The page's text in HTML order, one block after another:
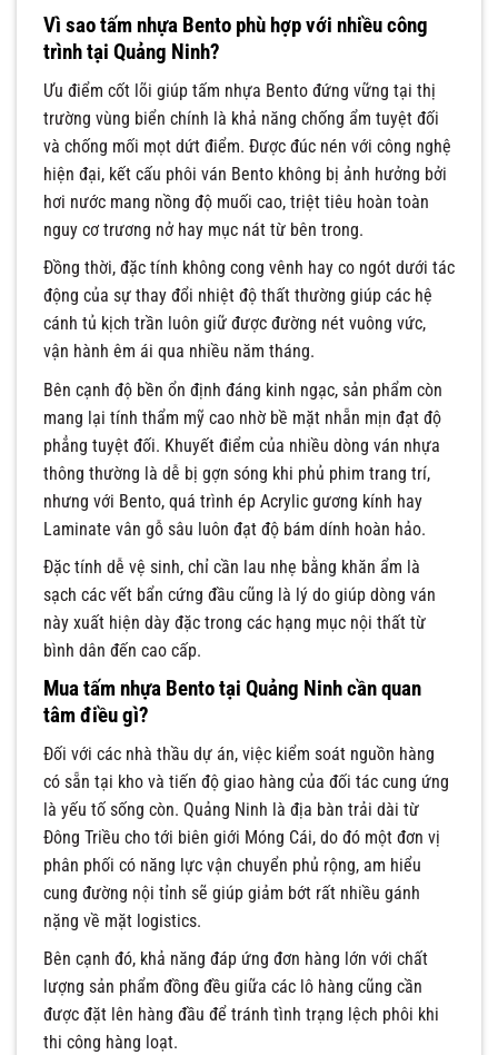
Vì sao tấm nhựa Bento phù hợp với nhiều công
trình tại Quảng Ninh?
Ưu điểm cốt lõi giúp tấm nhựa Bento đứng vững tại thị
trường vùng biển chính là khả năng chống ẩm tuyệt đối
và chống mối mọt dứt điểm. Được đúc nén với công nghệ
hiện đại, kết cấu phôi ván Bento không bị ảnh hưởng bởi
hơi nước mang nồng độ muối cao, triệt tiêu hoàn toàn
nguy cơ trương nở hay mục nát từ bên trong.
Đồng thời, đặc tính không cong vênh hay co ngót dưới tác
động của sự thay đổi nhiệt độ thất thường giúp các hệ
cánh tủ kịch trần luôn giữ được đường nét vuông vức,
vận hành êm ái qua nhiều năm tháng.
Bên cạnh độ bền ổn định đáng kinh ngạc, sản phẩm còn
mang lại tính thẩm mỹ cao nhờ bề mặt nhẵn mịn đạt độ
phẳng tuyệt đối. Khuyết điểm của nhiều dòng ván nhựa
thông thường là dễ bị gợn sóng khi phủ phim trang trí,
nhưng với Bento, quá trình ép Acrylic gương kính hay
Laminate vân gỗ sâu luôn đạt độ bám dính hoàn hảo.
Đặc tính dễ vệ sinh, chỉ cần lau nhẹ bằng khăn ẩm là
sạch các vết bẩn cứng đầu cũng là lý do giúp dòng ván
này xuất hiện dày đặc trong các hạng mục nội thất từ
bình dân đến cao cấp.
Mua tấm nhựa Bento tại Quảng Ninh cần quan
tâm điều gì?
Đối với các nhà thầu dự án, việc kiểm soát nguồn hàng
có sẵn tại kho và tiến độ giao hàng của đối tác cung ứng
là yếu tố sống còn. Quảng Ninh là địa bàn trải dài từ
Đông Triều cho tới biên giới Móng Cái, do đó một đơn vị
phân phối có năng lực vận chuyển phủ rộng, am hiểu
cung đường nội tỉnh sẽ giúp giảm bớt rất nhiều gánh
nặng về mặt logistics.
Bên cạnh đó, khả năng đáp ứng đơn hàng lớn với chất
lượng sản phẩm đồng đều giữa các lô hàng cũng cần
được đặt lên hàng đầu để tránh tình trạng lệch phôi khi
thi công hàng loạt.